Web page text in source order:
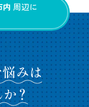
内 周辺に